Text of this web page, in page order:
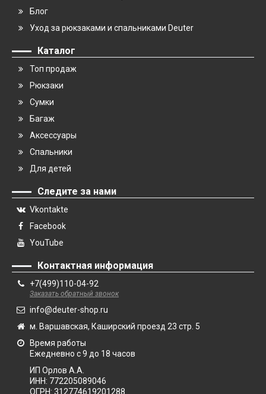
Блог
Уход за рюкзаками и спальниками Deuter
Каталог
Топ продаж
Рюкзаки
Сумки
Багаж
Аксессуары
Спальники
Для детей
Следите за нами
Vkontakte
Facebook
YouTube
Контактная информация
+7(499)110-04-92
Заказать обратный звонок
info@deuter-shop.ru
м. Варшавская, Каширский проезд 23 стр. 5
Время работы
Ежедневно с 9 до 18 часов
ИП Орлов А.А.
ИНН: 772205089046
ОГРН: 312774619201288